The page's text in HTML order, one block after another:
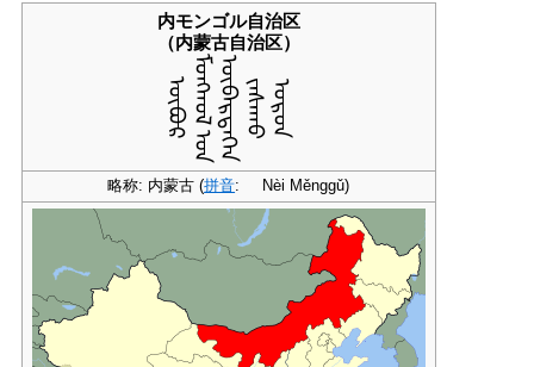
内モンゴル自治区
（内蒙古自治区）
ᠥᠪᠦᠷᠮᠣᠩᠭ᠋ᠤᠯ ᠤᠨᠥᠪᠡᠷᠲᠡᠭᠡᠨᠵᠠᠰᠠᠬᠤᠣᠷᠤᠨ
略称: 内蒙古 (拼音: Nèi Měnggǔ)